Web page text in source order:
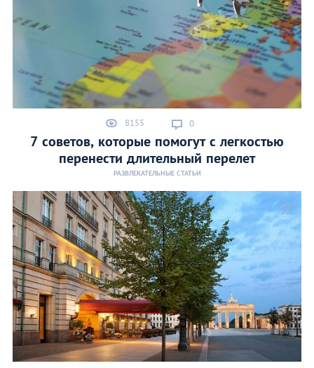
8155 0
7 советов, которые помогут с легкостью
перенести длительный перелет
РАЗВЛЕКАТЕЛЬНЫЕ СТАТЬИ